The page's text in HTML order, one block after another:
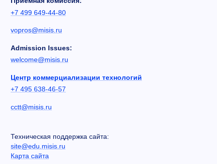
+7 499 649-44-80
vopros@misis.ru
Admission Issues:
welcome@misis.ru
Центр коммерциализации технологий
+7 495 638-46-57
cctt@misis.ru
Техническая поддержка сайта:
site@edu.misis.ru
Карта сайта